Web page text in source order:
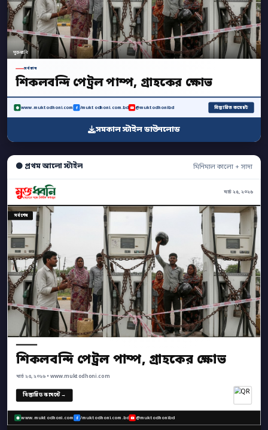
মুক্তধ্বনি
সর্বশেষ
শিকলবন্দি পেট্রল পাম্প, গ্রাহকের ক্ষোভ
www.muktodhoni.com /muktodhoni.com.bd @muktodhonibd বিস্তারিত কমেন্টে
সমকাল স্টাইল ডাউনলোড
⚫ প্রথম আলো স্টাইল মিনিমাল কালো + সাদা
মার্চ ২৫, ২০২৬
সর্বশেষ
শিকলবন্দি পেট্রল পাম্প, গ্রাহকের ক্ষোভ
মার্চ ২৫, ২০২৬ • www.muktodhoni.com
বিস্তারিত কমেন্টে →
www.muktodhoni.com /muktodhoni.com.bd @muktodhonibd